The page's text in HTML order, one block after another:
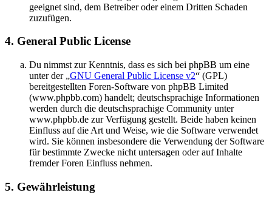
geeignet sind, dem Betreiber oder einem Dritten Schaden
zuzufügen.
4. General Public License
Du nimmst zur Kenntnis, dass es sich bei phpBB um eine
unter der „GNU General Public License v2“ (GPL)
bereitgestellten Foren-Software von phpBB Limited
(www.phpbb.com) handelt; deutschsprachige Informationen
werden durch die deutschsprachige Community unter
www.phpbb.de zur Verfügung gestellt. Beide haben keinen
Einfluss auf die Art und Weise, wie die Software verwendet
wird. Sie können insbesondere die Verwendung der Software
für bestimmte Zwecke nicht untersagen oder auf Inhalte
fremder Foren Einfluss nehmen.
5. Gewährleistung